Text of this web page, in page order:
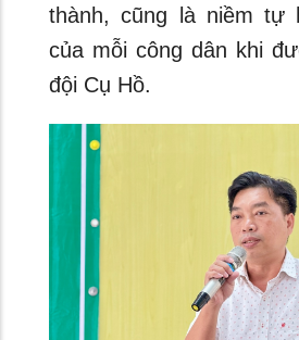
thành, cũng là niềm tự
của mỗi công dân khi
đội Cụ Hồ.